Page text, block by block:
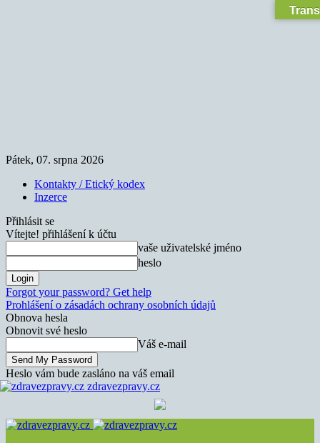
Pátek, 07. srpna 2026
Kontakty / Etický kodex
Inzerce
Přihlásit se
Vítejte! přihlášení k účtu
vaše uživatelské jméno
heslo
Forgot your password? Get help
Prohlášení o zásadách ochrany osobních údajů
Obnova hesla
Obnovit své heslo
Váš e-mail
Heslo vám bude zasláno na váš email
zdravezpravy.cz